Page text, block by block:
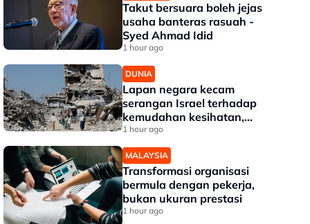
Takut bersuara boleh jejas
usaha banteras rasuah -
Syed Ahmad Idid
1 hour ago
DUNIA
Lapan negara kecam
serangan Israel terhadap
kemudahan kesihatan,
infrastruktur awam di Gaza
1 hour ago
MALAYSIA
Transformasi organisasi
bermula dengan pekerja,
bukan ukuran prestasi
1 hour ago